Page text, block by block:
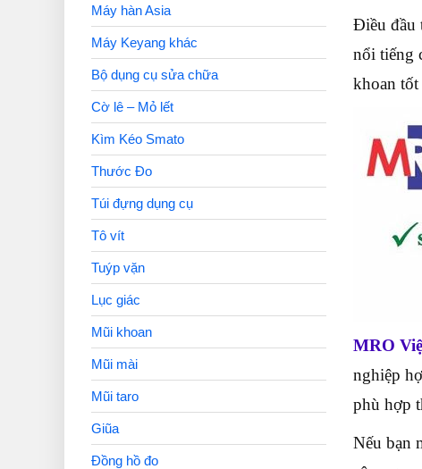
Điều đầu
nổi tiếng
khoan
MRO
nghiệp
phù hợp
Nếu bạn
Máy hàn Asia
Máy Keyang khác
Bộ dụng cụ sửa chữa
Cờ lê – Mỏ lết
Kìm Kéo Smato
Thước Đo
Túi đựng dụng cụ
Tô vít
Tuýp vặn
Lục giác
Mũi khoan
Mũi mài
Mũi taro
Giũa
Đồng hồ đo